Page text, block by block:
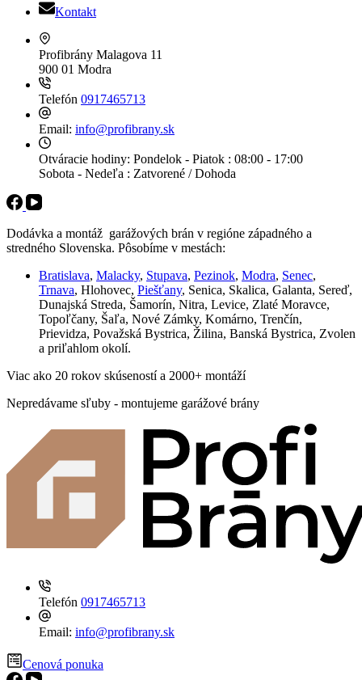
Kontakt
Profibrány Malagova 11
900 01 Modra
Telefón 0917465713
Email: info@profibrany.sk
Otváracie hodiny: Pondelok - Piatok : 08:00 - 17:00
Sobota - Nedeľa : Zatvorené / Dohoda
Dodávka a montáž garážových brán v regióne západného a
stredného Slovenska. Pôsobíme v mestách:
Bratislava, Malacky, Stupava, Pezinok, Modra, Senec,
Trnava, Hlohovec, Piešťany, Senica, Skalica, Galanta, Sereď,
Dunajská Streda, Šamorín, Nitra, Levice, Zlaté Moravce,
Topoľčany, Šaľa, Nové Zámky, Komárno, Trenčín,
Prievidza, Považská Bystrica, Žilina, Banská Bystrica, Zvolen
a priľahlom okolí.
Viac ako 20 rokov skúseností a 2000+ montáží
Nepredávame sľuby - montujeme garážové brány
Telefón 0917465713
Email: info@profibrany.sk
Cenová ponuka